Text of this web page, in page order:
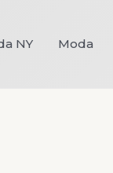
NY Moda